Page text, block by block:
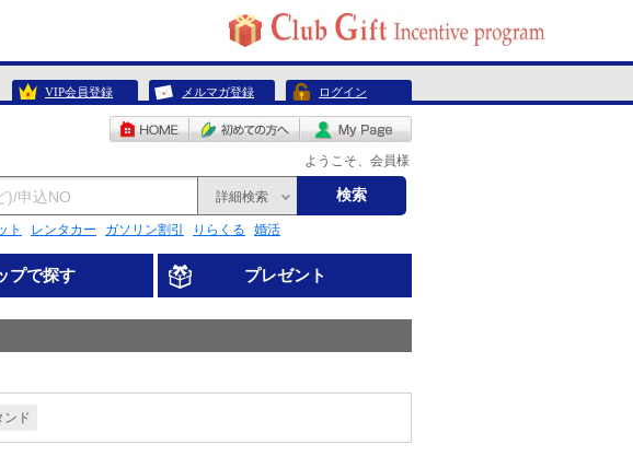
VIP会員登録 メルマガ登録 ログイン
ようこそ、会員様
詳細検索 検索
ト レンタカー ガソリン割引 りらくる 婚活
プで探す プレゼント
ンド